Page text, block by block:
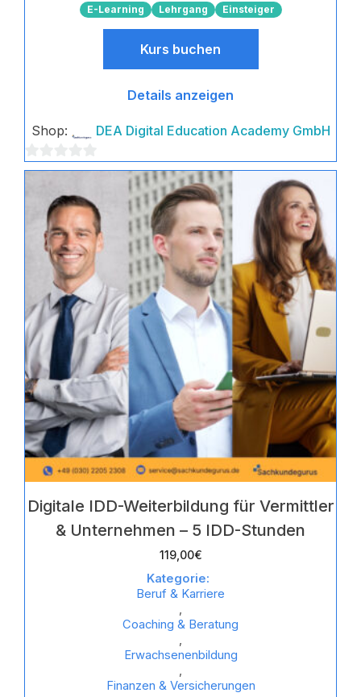
E-Learning Lehrgang Einsteiger
Kurs buchen
Details anzeigen
Shop: DEA Digital Education Academy GmbH
0
Digitale IDD-Weiterbildung für Vermittler
& Unternehmen – 5 IDD-Stunden
119,00€
Kategorie:
Beruf & Karriere
Coaching & Beratung
Erwachsenenbildung
Finanzen & Versicherungen